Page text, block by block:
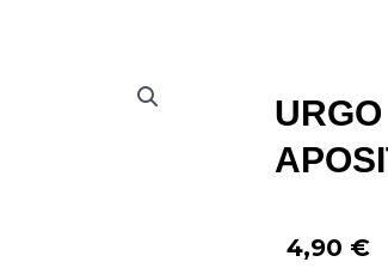
4,90 €